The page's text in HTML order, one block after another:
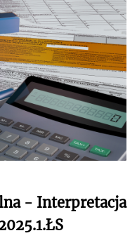
- Interpretacja